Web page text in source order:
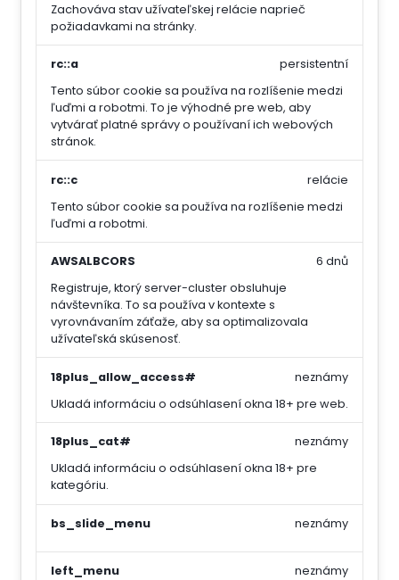
Zachováva stav užívateľskej relácie naprieč
požiadavkami na stránky.
rc::a
Tento súbor cookie sa používa na rozlíšenie medzi
ľuďmi a robotmi. To je výhodné pre web, aby
vytvárať platné správy o používaní ich webových
stránok.
persistentní
rc::c
Tento súbor cookie sa používa na rozlíšenie medzi
ľuďmi a robotmi.
relácie
AWSALBCORS
Registruje, ktorý server-cluster obsluhuje
návštevníka. To sa používa v kontexte s
vyrovnávaním záťaže, aby sa optimalizovala
užívateľská skúsenosť.
6 dnů
18plus_allow_access#
Ukladá informáciu o odsúhlasení okna 18+ pre web.
neznámy
18plus_cat#
Ukladá informáciu o odsúhlasení okna 18+ pre
kategóriu.
neznámy
bs_slide_menu neznámy
left_menu
neznámy